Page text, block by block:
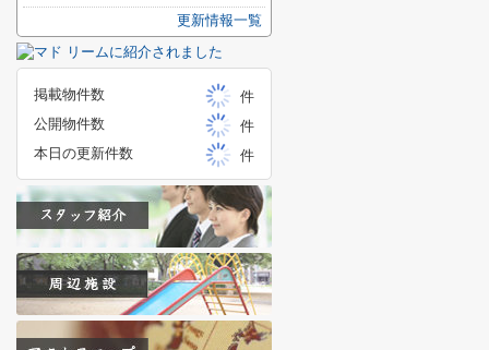
更新情報一覧
掲載物件数
件
公開物件数
件
本日の更新件数
件